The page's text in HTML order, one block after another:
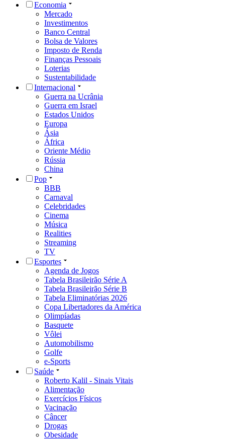
Economia
Mercado
Investimentos
Banco Central
Bolsa de Valores
Imposto de Renda
Finanças Pessoais
Loterias
Sustentabilidade
Internacional
Guerra na Ucrânia
Guerra em Israel
Estados Unidos
Europa
Ásia
África
Oriente Médio
Rússia
China
Pop
BBB
Carnaval
Celebridades
Cinema
Música
Realities
Streaming
TV
Esportes
Agenda de Jogos
Tabela Brasileirão Série A
Tabela Brasileirão Série B
Tabela Eliminatórias 2026
Copa Libertadores da América
Olimpíadas
Basquete
Vôlei
Automobilismo
Golfe
e-Sports
Saúde
Roberto Kalil - Sinais Vitais
Alimentação
Exercícios Físicos
Vacinação
Câncer
Drogas
Obesidade